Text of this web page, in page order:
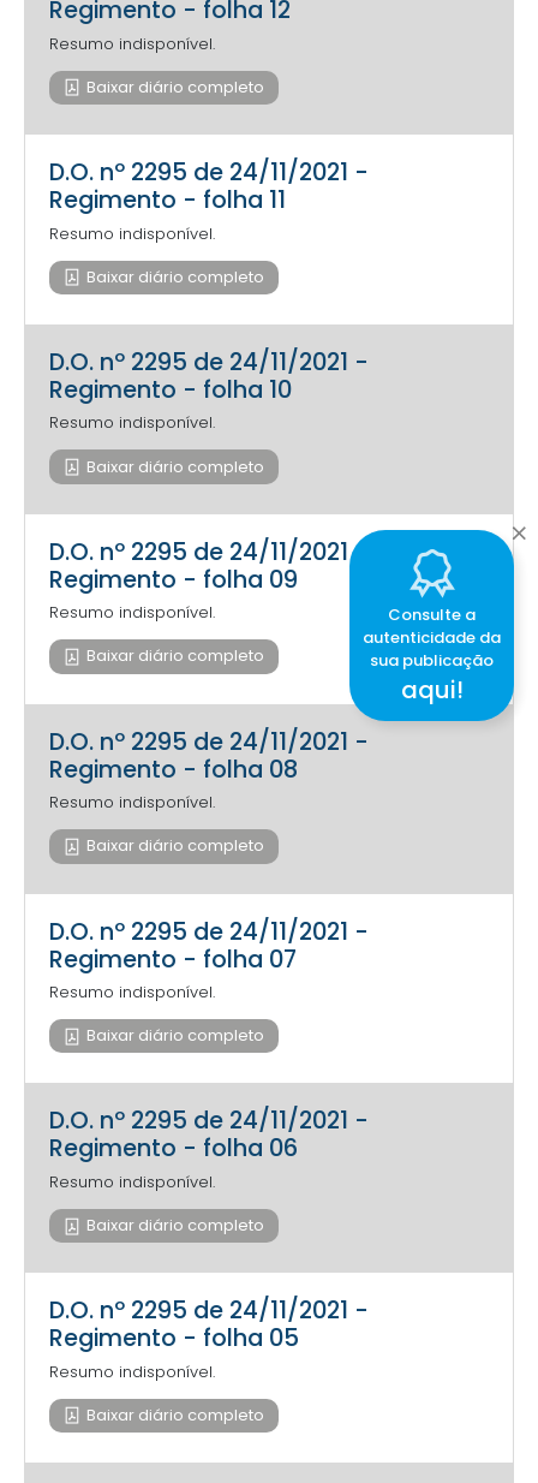
Regimento - folha 12
Resumo indisponível.
Baixar diário completo
D.O. nº 2295 de 24/11/2021 -
Regimento - folha 11
Resumo indisponível.
Baixar diário completo
D.O. nº 2295 de 24/11/2021 -
Regimento - folha 10
Resumo indisponível.
Baixar diário completo
D.O. nº 2295 de 24/11/2021 -
Regimento - folha 09
Resumo indisponível.
Baixar diário completo
D.O. nº 2295 de 24/11/2021 -
Regimento - folha 08
Resumo indisponível.
Baixar diário completo
D.O. nº 2295 de 24/11/2021 -
Regimento - folha 07
Resumo indisponível.
Baixar diário completo
D.O. nº 2295 de 24/11/2021 -
Regimento - folha 06
Resumo indisponível.
Baixar diário completo
D.O. nº 2295 de 24/11/2021 -
Regimento - folha 05
Resumo indisponível.
Baixar diário completo
Consulte a
autenticidade da
sua publicação
aqui!